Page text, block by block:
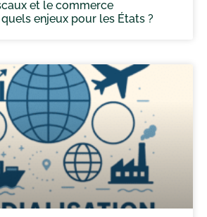
et le commerce
enjeux pour les États ?